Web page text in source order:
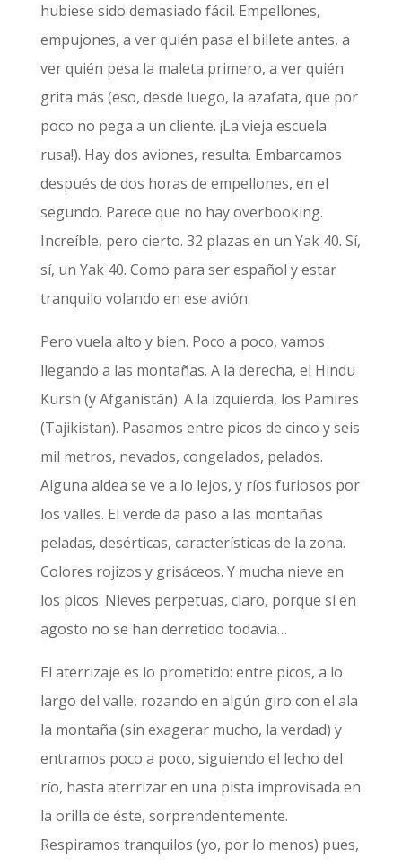
hubiese sido demasiado fácil. Empellones,
empujones, a ver quién pasa el billete antes, a
ver quién pesa la maleta primero, a ver quién
grita más (eso, desde luego, la azafata, que por
poco no pega a un cliente. ¡La vieja escuela
rusa!). Hay dos aviones, resulta. Embarcamos
después de dos horas de empellones, en el
segundo. Parece que no hay overbooking.
Increíble, pero cierto. 32 plazas en un Yak 40. Sí,
sí, un Yak 40. Como para ser español y estar
tranquilo volando en ese avión.
Pero vuela alto y bien. Poco a poco, vamos
llegando a las montañas. A la derecha, el Hindu
Kursh (y Afganistán). A la izquierda, los Pamires
(Tajikistan). Pasamos entre picos de cinco y seis
mil metros, nevados, congelados, pelados.
Alguna aldea se ve a lo lejos, y ríos furiosos por
los valles. El verde da paso a las montañas
peladas, desérticas, características de la zona.
Colores rojizos y grisáceos. Y mucha nieve en
los picos. Nieves perpetuas, claro, porque si en
agosto no se han derretido todavía…
El aterrizaje es lo prometido: entre picos, a lo
largo del valle, rozando en algún giro con el ala
la montaña (sin exagerar mucho, la verdad) y
entramos poco a poco, siguiendo el lecho del
río, hasta aterrizar en una pista improvisada en
la orilla de éste, sorprendentemente.
Respiramos tranquilos (yo, por lo menos) pues,